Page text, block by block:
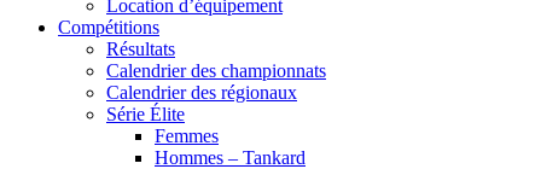
Location d’équipement
Compétitions
Résultats
Calendrier des championnats
Calendrier des régionaux
Série Élite
Femmes
Hommes – Tankard